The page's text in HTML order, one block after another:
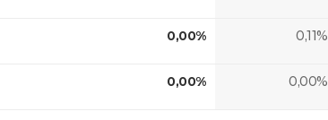
0,00% 0,11%
0,00% 0,00%